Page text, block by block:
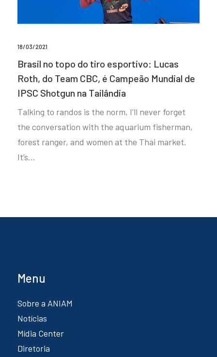
18/03/2021
Brasil no topo do tiro esportivo: Lucas
Roth, do Team CBC, é Campeão Mundial de
IPSC Shotgun na Tailândia
Talking to randos is the norm. I’ll never forget
the conversation with the aquarium fisherman,
forest ranger, and women at the Thai market.
It’s…
Menu
Sobre a ANIAM
Notícias
Mídia Center
Diretoria